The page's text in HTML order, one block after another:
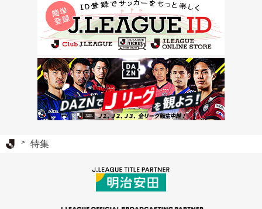
Ｊリーグ TOP
特集